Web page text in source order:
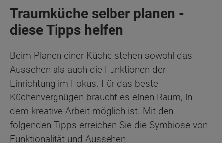
Traumküche selber planen -
diese Tipps helfen
Beim Planen einer Küche stehen sowohl das
Aussehen als auch die Funktionen der
Einrichtung im Fokus. Für das beste
Küchenvergnügen braucht es einen Raum, in
dem kreative Arbeit möglich ist. Mit den
folgenden Tipps erreichen Sie die Symbiose von
Funktionalität und Aussehen.